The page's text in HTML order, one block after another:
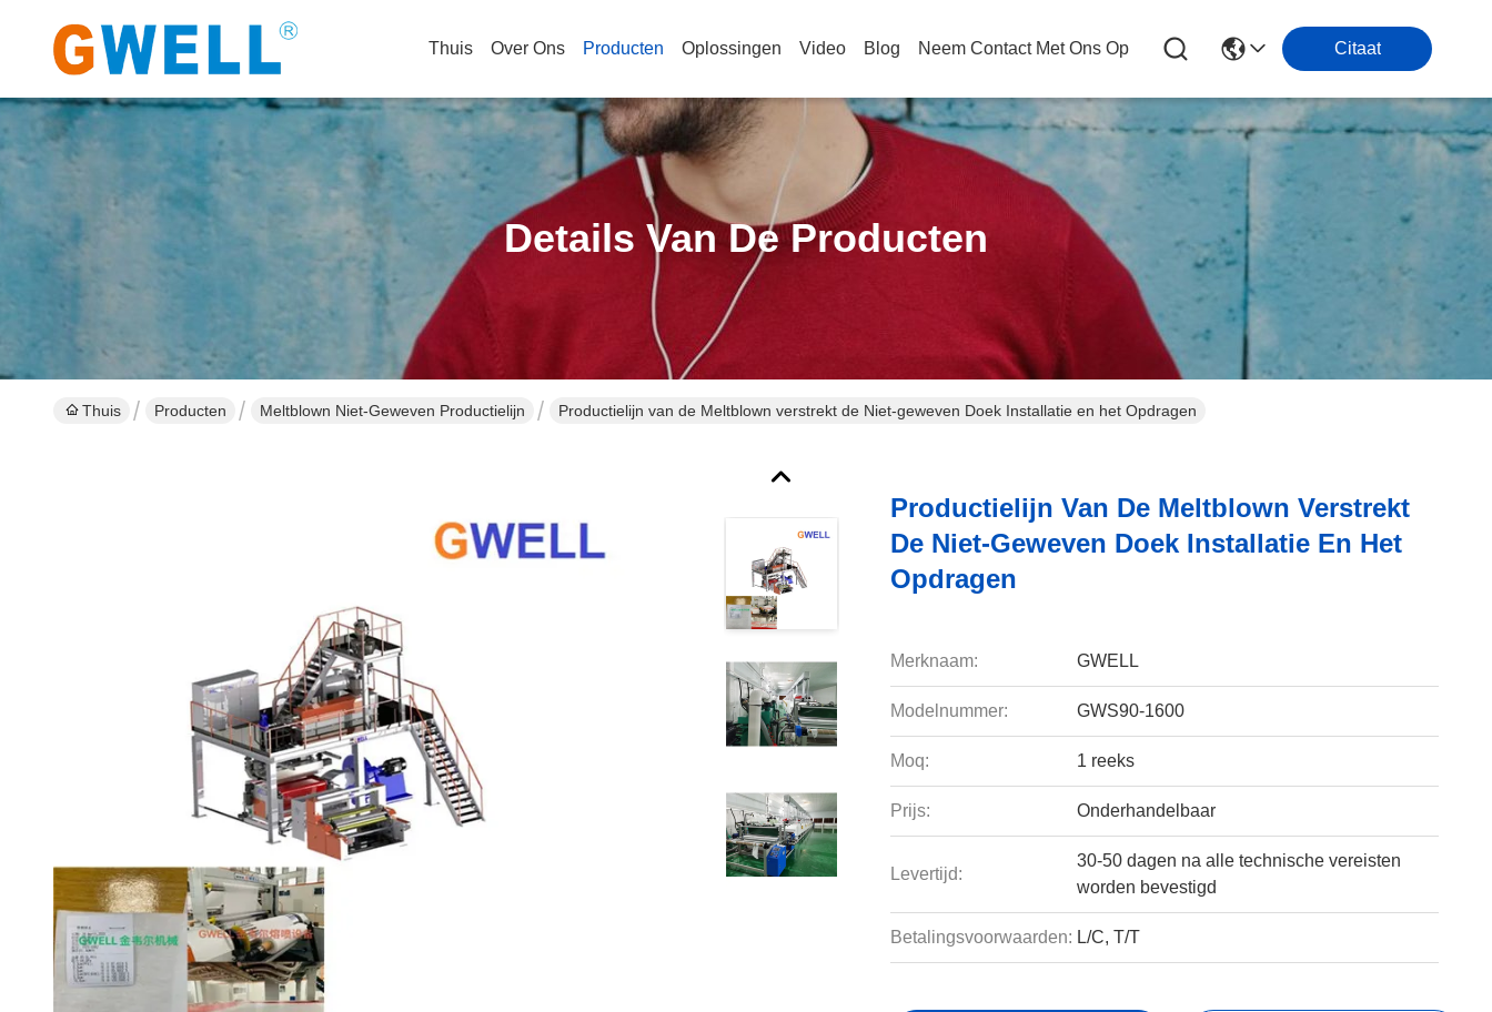
Thuis Over Ons Producten Oplossingen Video Blog Neem Contact Met Ons Op Citaat
Details Van De Producten
Thuis Producten Meltblown Niet-Geweven Productielijn Productielijn van de Meltblown verstrekt de Niet-geweven Doek Installatie en het Opdragen
Productielijn Van De Meltblown Verstrekt
De Niet-Geweven Doek Installatie En Het
Opdragen
Merknaam: GWELL
Modelnummer: GWS90-1600
Moq: 1 reeks
Prijs: Onderhandelbaar
Levertijd:
30-50 dagen na alle technische vereisten
worden bevestigd
Betalingsvoorwaarden: L/C, T/T